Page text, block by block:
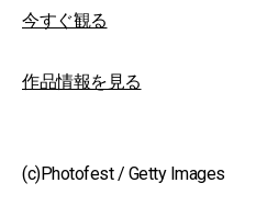
今すぐ観る
作品情報を見る
(c)Photofest / Getty Images